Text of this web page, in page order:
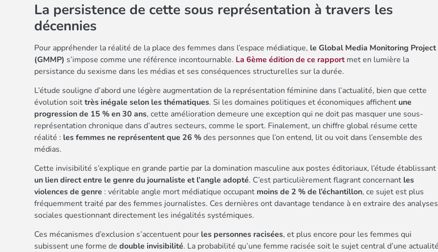
La persistence de cette sous représentation à travers les
décennies
Pour appréhender la réalité de la place des femmes dans l’espace médiatique, le Global Media Monitoring Project
(GMMP) s’impose comme une référence incontournable. La 6ème édition de ce rapportmet en lumière la
persistance du sexisme dans les médias et ses conséquences structurelles sur la durée.
L’étude souligne d’abord une légère augmentation de la représentation féminine dans l’actualité, bien que cette
évolution soittrès inégale selon les thématiques. Si les domaines politiques et économiques affichent une
progression de 15 % en 30 ans, cette amélioration demeure une exception qui ne doit pas masquer une sous-
représentation chronique dans d’autres secteurs, comme le sport. Finalement, un chiffre global résume cette
réalité : les femmes ne représentent que 26 %des personnes que l’on entend, lit ou voit dans l’ensemble des
médias.
Cette invisibilité s’explique en grande partie par la domination masculine aux postes éditoriaux, l’étude établissant
un lien direct entre le genre du journaliste et l’angle adopté. C’est particulièrement flagrant concernant les
violences de genre : véritable angle mort médiatique occupant moins de 2 % de l’échantillon, ce sujet est plus
fréquemment traité par des femmes journalistes. Ces dernières ont davantage tendance à en extraire des analyses
sociales questionnant directement les inégalités systémiques.
Ces mécanismes d’exclusion s’accentuent pour les personnes racisées, et plus encore pour les femmes qui
subissent une forme de double invisibilité. La probabilité qu’une femme racisée soit le sujet central d’une actualité